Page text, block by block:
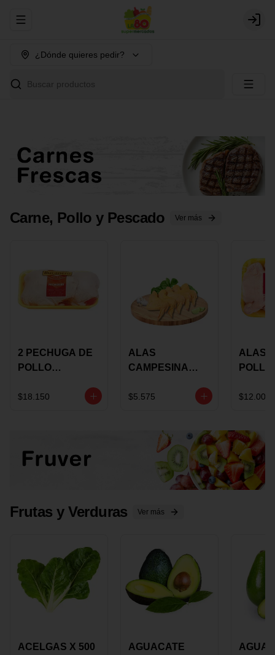
Abrir menu de navegación Login
¿Dónde quieres pedir?
Buscar productos
Carne, Pollo y Pescado Ver más
2 PECHUGA DE
POLLO
MARINADA X
$18.150
ALAS
CAMPESINA
COSTILLAR A
$5.575
ALAS
POLLO
$12.000
Frutas y Verduras Ver más
ACELGAS X 500
AGUACATE